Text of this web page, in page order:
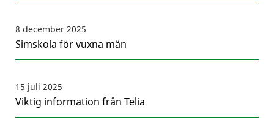
8 december 2025
Simskola för vuxna män
15 juli 2025
Viktig information från Telia